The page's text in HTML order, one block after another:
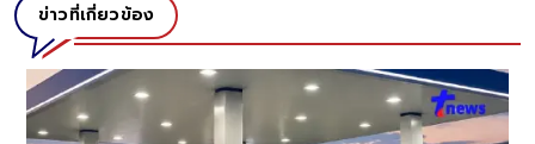
ข่าวที่เกี่ยวข้อง